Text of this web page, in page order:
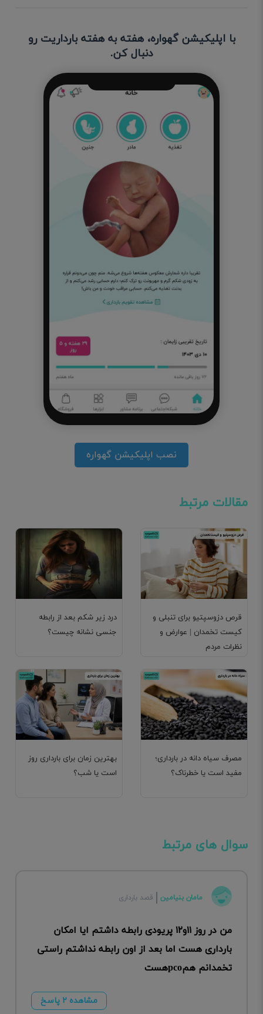
با اپلیکیشن گهواره، هفته به هفته بارداریت رو
دنبال کن.
نصب اپلیکیشن گهواره
مقالات مرتبط
درد زیر شکم بعد از رابطه
جنسی نشانه چیست؟
قرص دزوسپتیو برای تنبلی و
کیست تخمدان | عوارض و
نظرات مردم
بهترین زمان برای بارداری روز
است یا شب؟
مصرف سیاه دانه در بارداری؛
مفید است یا خطرناک؟
سوال های مرتبط
مامان بنیامین قصد بارداری
من در روز ۱۱و۱۲ پریودی رابطه داشتم ایا امکان
بارداری هست اما بعد از اون رابطه نداشتم راستی
تخمدانم همpcoهست
مشاهده ۲ پاسخ